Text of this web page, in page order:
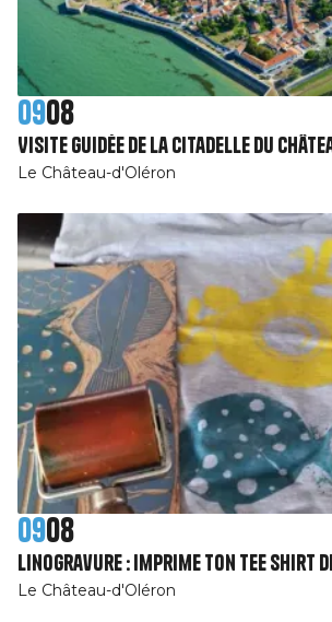
0908
Visite guidée de la Citadelle du
Le Château-d'Oléron
0908
Linogravure : imprime ton tee shirt
Le Château-d'Oléron